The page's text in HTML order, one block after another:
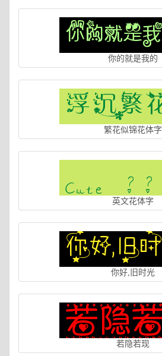
你的就是我的
繁花似锦花体字
英文花体字
你好,旧时光
若隐若现